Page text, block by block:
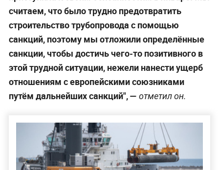
считаем, что было трудно предотвратить
строительство трубопровода с помощью
санкций, поэтому мы отложили определённые
санкции, чтобы достичь чего-то позитивного в
этой трудной ситуации, нежели нанести ущерб
отношениям с европейскими союзниками
путём дальнейших санкций",— отметил он.